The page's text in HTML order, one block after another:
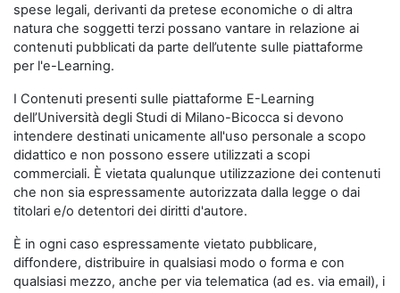
spese legali, derivanti da pretese economiche o di altra
natura che soggetti terzi possano vantare in relazione ai
contenuti pubblicati da parte dell’utente sulle piattaforme
per l'e-Learning.
I Contenuti presenti sulle piattaforme E-Learning
dell’Università degli Studi di Milano-Bicocca si devono
intendere destinati unicamente all'uso personale a scopo
didattico e non possono essere utilizzati a scopi
commerciali. È vietata qualunque utilizzazione dei contenuti
che non sia espressamente autorizzata dalla legge o dai
titolari e/o detentori dei diritti d'autore.
È in ogni caso espressamente vietato pubblicare,
diffondere, distribuire in qualsiasi modo o forma e con
qualsiasi mezzo, anche per via telematica (ad es. via email), i